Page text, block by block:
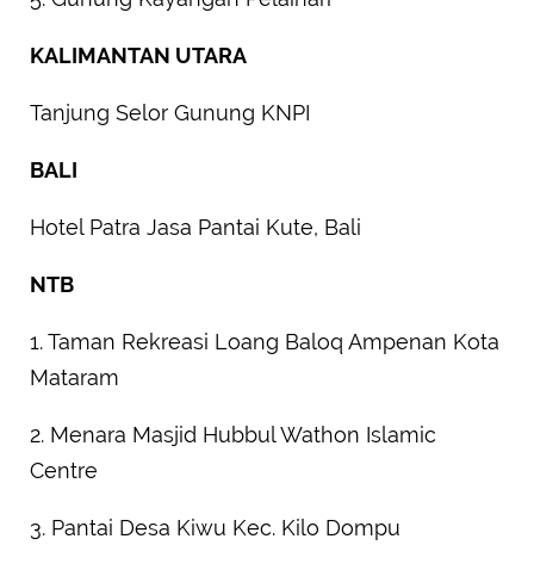
KALIMANTAN UTARA
Tanjung Selor Gunung KNPI
BALI
Hotel Patra Jasa Pantai Kute, Bali
NTB
1. Taman Rekreasi Loang Baloq Ampenan Kota
Mataram
2. Menara Masjid Hubbul Wathon Islamic
Centre
3. Pantai Desa Kiwu Kec. Kilo Dompu